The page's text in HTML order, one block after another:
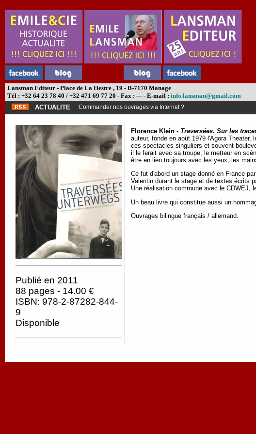
Lansman Editeur - Place de La Hestre , 19 - B-7170 Manage
Tél : +32 64 23 78 40 / +32 471 69 77 20 - Fax : --- - E-mail : info.lansman@gmail.com
ACTUALITE Commander nos ouvrages via Internet ?
Publié en 2011
88 pages - 14.00 €
ISBN: 978-2-87282-844-
9
Disponible
Florence Klein - Traversées. Sur les
auteur, fonde en août 1979 l'Agora
ces spectacles singuliers et souvent
il le ferait avec sa troupe, le metteur en
être en lien toujours avec les yeux, les
Ce fut d'abord un stage donné en France
Valentin durant le stage et de textes écrits
Une réalisation commune avec le CDWEJ,
Un beau livre qui constitue aussi un
Ouvrages bilingue français / allemand.